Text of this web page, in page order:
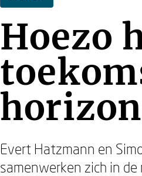
Hoezo
Evert Hatzmann en
samenwerken zich in